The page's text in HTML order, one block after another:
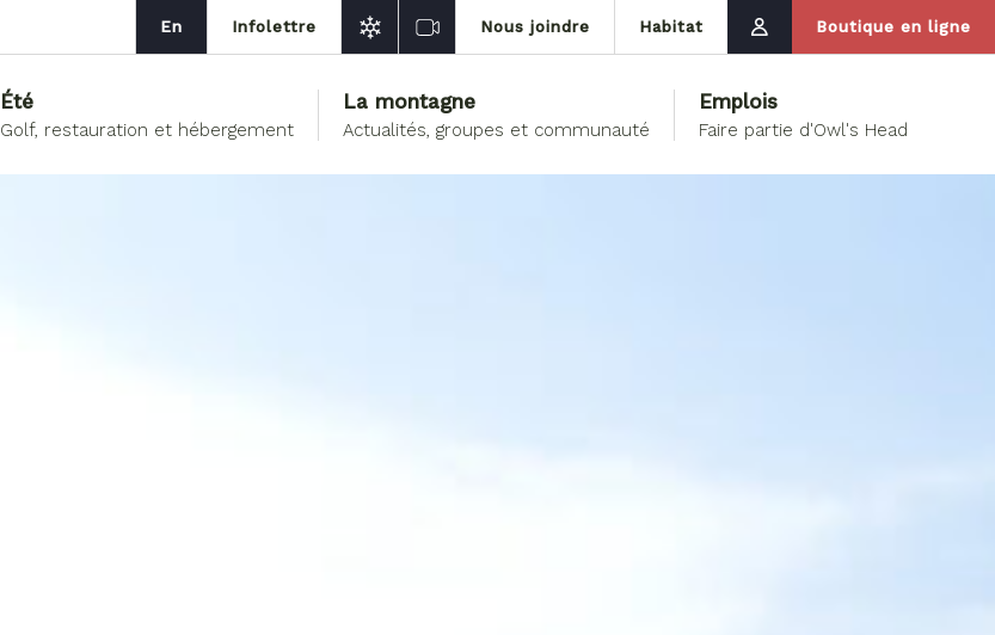
En Infolettre Nous joindre Habitat Boutique en ligne
Été
Golf, restauration et hébergement
La montagne
Actualités, groupes et communauté
Emplois
Faire partie d'Owl's Head